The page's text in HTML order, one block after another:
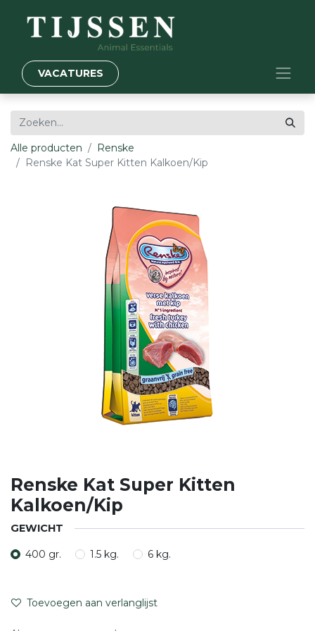
VACATURES
Alle producten
Renske
Renske Kat Super Kitten Kalkoen/Kip
Renske Kat Super Kitten
Kalkoen/Kip
GEWICHT
400 gr. 1.5 kg. 6 kg.
Toevoegen aan verlanglijst